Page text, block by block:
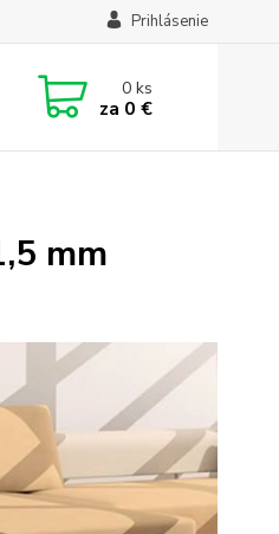
Prihlásenie
0ks
za 0 €
mm